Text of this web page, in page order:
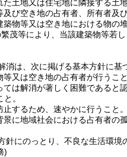
土地又は住宅地に隣接する土
び空き地の占有者、所有者及び
物等又は空き地における物の
茂等により、当該建築物等若
消は、次に掲げる基本方針に基
又は空き地の占有者が行うこと
ては解消が著しく困難であると
。
するため、速やかに行うこと。
に地域社会における占有者の
針にのっとり、不良な生活環境
)